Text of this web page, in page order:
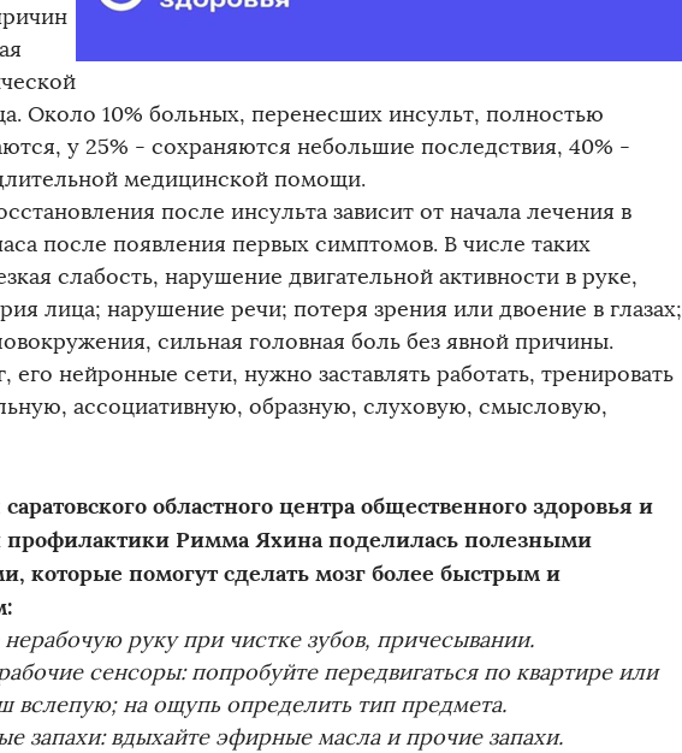
Около 10% больных, перенесших инсульт, полностью
у 25% - сохраняются небольшие последствия, 40% -
медицинской помощи.
после инсульта зависит от начала лечения в
после появления первых симптомов. В числе таких
слабость, нарушение двигательной активности в руке,
лица; нарушение речи; потеря зрения или двоение в глазах;
сильная головная боль без явной причины.
его нейронные сети, нужно заставлять работать, тренировать
ассоциативную, образную, слуховую, смысловую,
областного центра общественного здоровья и
Римма Яхина поделилась полезными
которые помогут сделать мозг более быстрым и
руку при чистке зубов, причесывании.
сенсоры: попробуйте передвигаться по квартире или
вслепую; на ощупь определить тип предмета.
запахи: вдыхайте эфирные масла и прочие запахи.